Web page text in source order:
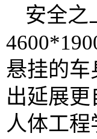
安全之
悬挂的车
出延展
人体工